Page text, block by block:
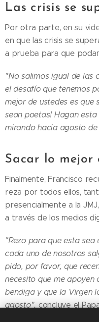
Las crisis se
Por otra parte, en su
en que las crisis se
a prueba para que
"No salimos igual de las
el desafío que tenemos
mejor de ustedes es que
sean poetas! Hagan
mirando hacia agosto de
Sacar lo mejor
Finalmente, Francisco
reza por todos ellos,
presencialmente a la
a través de los medios
"Rezo para que esta
cada uno de nosotros
pido, por favor, que
necesito que me apoyen
bendiga y que la Virgen
agosto",concluye el